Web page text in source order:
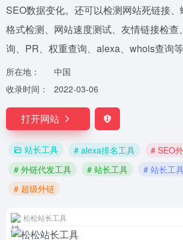
SEO数据变化。还可以检测网站死链接
格式检测、网站速度测试、友情链接检查
询、PR、权重查询、alexa、whois查询等
所在地：
中国
收录时间：
2022-03-06
打开网站
站长工具 # alexa排名工具
# SEO
# 外链代发工具
# 站长工具
# 站长工
# 超级外链
松松站长工具